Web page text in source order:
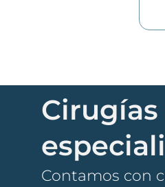
Cirugías
Contamos con